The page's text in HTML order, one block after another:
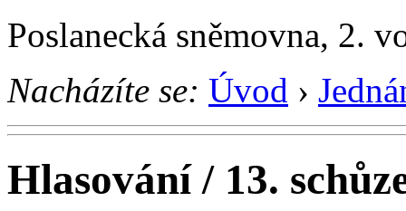
Poslanecká sněmovna, 2.
Nacházíte se: Úvod ›
Hlasování / 13.